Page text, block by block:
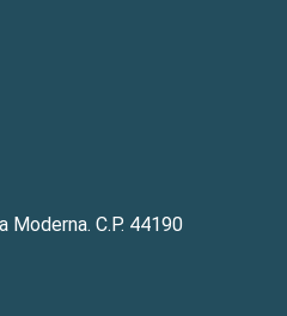
Moderna. C.P. 44190